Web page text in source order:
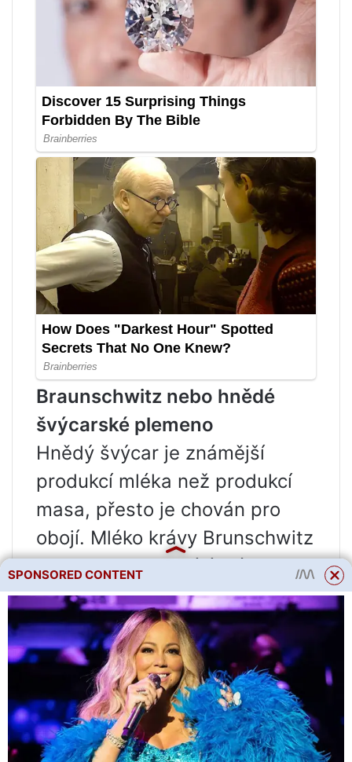
Braunschwitz nebo hnědé
švýcarské plemeno
Hnědý švýcar je známější
produkcí mléka než produkcí
masa, přesto je chován pro
obojí. Mléko krávy Brunschwitz
produkuje vynikající máslo a
sýr – to je jedno z nejlepších
plemen pro výrobu sýrů a
samotná zvířata jsou velmi
odolná a poslušná. Kromě toho
jsou velké, dobře se
přizpůsobují nejrůznějším
SPONSORED CONTENT